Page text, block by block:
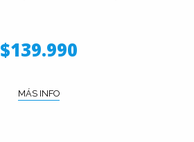
$139.990
MÁS INFO